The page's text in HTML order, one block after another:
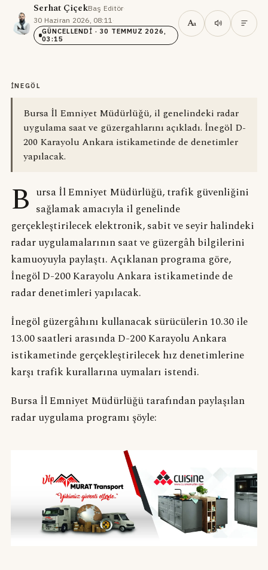
Serhat ÇiçekBaş Editör·
30 Haziran 2026, 08:11 ·
GÜNCELLENDI · 30 TEMMUZ 2026,
03:15
Aa
İNEGÖL
Bursa İl Emniyet Müdürlüğü, il genelindeki radar
uygulama saat ve güzergahlarını açıkladı. İnegöl D-
200 Karayolu Ankara istikametinde de denetimler
yapılacak.
B ursa İl Emniyet Müdürlüğü, trafik güvenliğini
sağlamak amacıyla il genelinde
gerçekleştirilecek elektronik, sabit ve seyir halindeki
radar uygulamalarının saat ve güzergâh bilgilerini
kamuoyuyla paylaştı. Açıklanan programa göre,
İnegöl D-200 Karayolu Ankara istikametinde de
radar denetimleri yapılacak.
İnegöl güzergâhını kullanacak sürücülerin 10.30 ile
13.00 saatleri arasında D-200 Karayolu Ankara
istikametinde gerçekleştirilecek hız denetimlerine
karşı trafik kurallarına uymaları istendi.
Bursa İl Emniyet Müdürlüğü tarafından paylaşılan
radar uygulama programı şöyle: